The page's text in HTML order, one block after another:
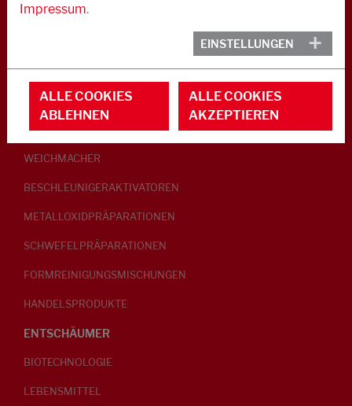
GLEITMITTEL
PEPTISATOREN
KLEBRIGMACHER / HOMOGENISATOREN
WEICHMACHER
BESCHLEUNIGERAKTIVATOREN
METALLOXIDPRÄPARATIONEN
SCHWEFELPRÄPARATIONEN
FORMREINIGUNGSMISCHUNGEN
HANDELSPRODUKTE
ENTSCHÄUMER
BIOTECHNOLOGIE
LEBENSMITTEL
Impressum.
EINSTELLUNGEN
ALLE COOKIES
ABLEHNEN
ALLE COOKIES
AKZEPTIEREN